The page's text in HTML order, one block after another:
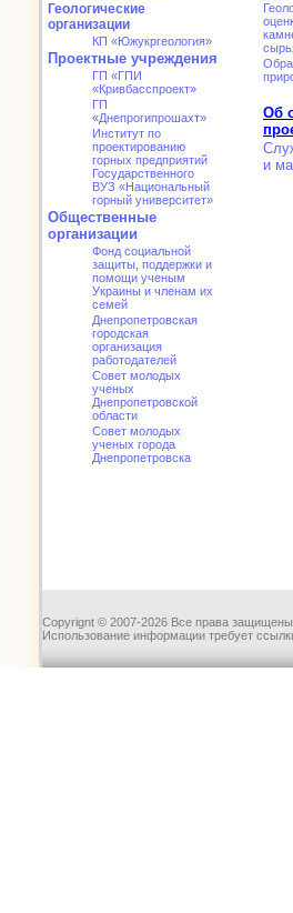
Геологические
организации
КП «Южукргеология»
Проектные учреждения
ГП «ГПИ
«Кривбасспроект»
ГП
«Днепрогипрошахт»
Институт по
проектированию
горных предприятий
Государственного
ВУЗ «Национальный
горный университет»
Общественные
организации
Фонд социальной
защиты, поддержки и
помощи ученым
Украины и членам их
семей
Днепропетровская
городская
организация
работодателей
Совет молодых
ученых
Днепропетровской
области
Совет молодых
ученых города
Днепропетровска
Об
и
Copyrignt © 2007-2026 Все права
Использование информации требует